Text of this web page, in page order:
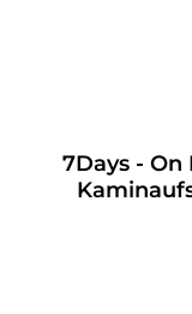
7Days - On